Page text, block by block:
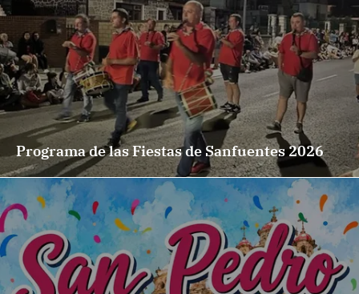
Programa de las Fiestas de Sanfuentes 2026